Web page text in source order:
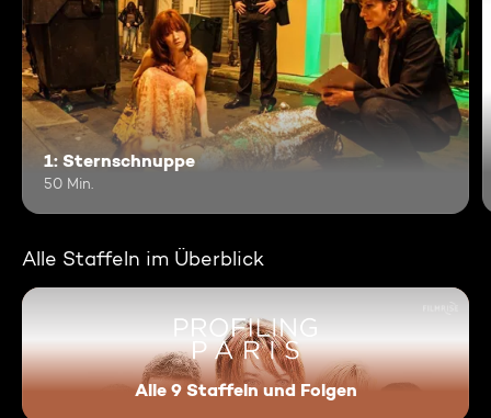
1: Sternschnuppe
50 Min.
Alle Staffeln im Überblick
Alle 9 Staffeln und Folgen